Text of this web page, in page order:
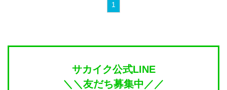
1
サカイク公式LINE
＼＼友だち募集中／／